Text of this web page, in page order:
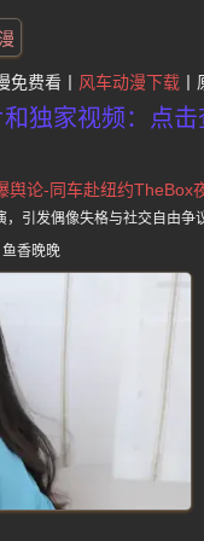
免费看 风车动漫下载
独家视频：点
舆论-同车赴纽约TheBox
引发偶像失格与社交自由争
鱼香晚晚